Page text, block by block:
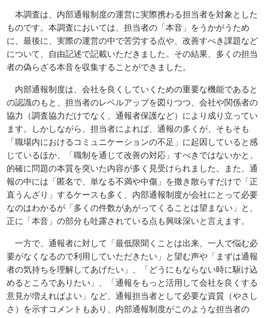
本調査は、内部通報制度の運営に実際携わる担当者を対象とした
ものです。本調査においては、担当者の「本音」をうかがうため
に、最後に、実際の運営の中で苦労する点や、改善すべき課題など
について、自由記述で記載いただきました。その結果、多くの担当
者の偽らざる本音を収集することができました。
内部通報制度は、会社を良くしていくための重要な機能であると
の認識のもと、担当者のレベルアップを図りつつ、会社や関係者の
協力（調査協力だけでなく、通報者保護など）により成り立ってい
ます。しかしながら、担当者によれば、通報の多くが、そもそも
「職場内におけるコミュニケーションの不足」に起因していると感
じているほか、「職制を通じて改善の対応」すべきではないかと、
的確に問題の本質を突いた内容が多く見受けられました。また、通
報の中には「匿名で、単なる不満や中傷」を撒き散らすだけで「正
直うんざり」するケースも多く、内部通報制度が会社にとって必要
なのはわかるが「多くの件数があがってくることは望まない」と、
正に「本音」の部分も吐露されている点も興味深いと言えます。
一方で、通報者に対して「最低限聞くことは出来、一人で悩む必
要がなくなるので利用していただきたい」と望む声や「まずは通報
者の気持ちを理解してあげたい」、「どうにもならない時に駆け込
めるところでありたい」、「通報をもっと活用して会社を良くする
意見が増えればよい」など、通報担当者として必要な資質（やさし
さ）を示すコメントもあり、内部通報制度がこのような担当者の